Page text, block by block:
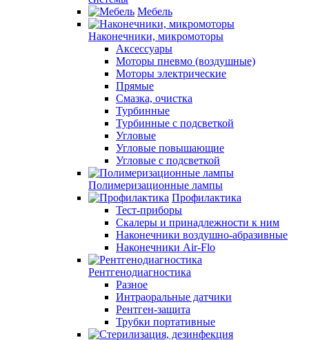
Мебель
Наконечники, микромоторы
Аксессуары
Моторы пневмо (воздушные)
Моторы электрические
Прямые
Смазка, очистка
Турбинные
Турбинные с подсветкой
Угловые
Угловые повышающие
Угловые с подсветкой
Полимеризационные лампы
Профилактика
Тест-приборы
Скалеры и принадлежности к ним
Наконечники воздушно-абразивные
Наконечники Air-Flo
Рентгенодиагностика
Разное
Интраоральные датчики
Рентген-защита
Трубки портативные